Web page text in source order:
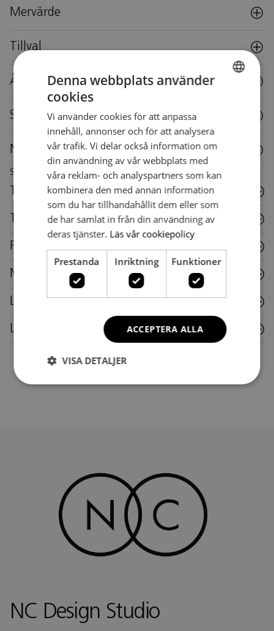
Mervärde
Tillval
Återbruk
Specifikationer
Nedladdningar
Skötselråd för denna möbel
Plast
Metall
Laminat
Läder
NC Design Studio
Denna webbplats använder
cookies
Vi använder cookies för att anpassa
innehåll, annonser och för att analysera
vår trafik. Vi delar också information om
din användning av vår webbplats med
våra reklam- och analyspartners som kan
kombinera den med annan information
som du har tillhandahållit dem eller som
de har samlat in från din användning av
deras tjänster. Läs vår cookiepolicy
Prestanda Inriktning Funktioner
ACCEPTERA ALLA
VISA DETALJER